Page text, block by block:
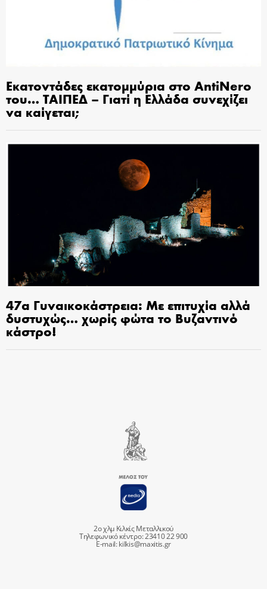
Εκατοντάδες εκατομμύρια στο AntiNero
του… ΤΑΙΠΕΔ – Γιατί η Ελλάδα συνεχίζει
να καίγεται;
47α Γυναικοκάστρεια: Με επιτυχία αλλά
δυστυχώς… χωρίς φώτα το Βυζαντινό
κάστρο!
2ο χλμ Κιλκίς Μεταλλικού
Τηλεφωνικό κέντρο: 23410 22 900
E-mail:kilkis@maxitis.gr